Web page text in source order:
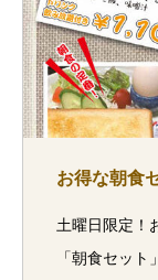
お得な朝食
土曜日限定！
「朝食セッ